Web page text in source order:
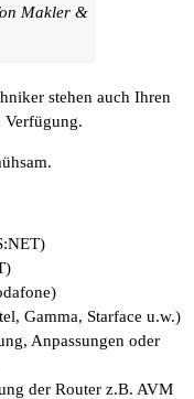
Makler &
stehen auch Ihren
Verfügung.
Gamma, Starface u.w.)
Anpassungen oder
der Router z.B. AVM